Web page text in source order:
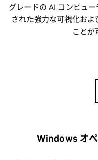
グレードの AI コンピュ
された強力な可視化お
ことが
Windows オ